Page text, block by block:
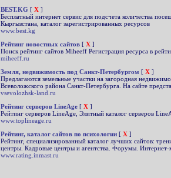
BEST.KG [ X ]
Бесплатный интернет сервис для подсчета количества
Кыргызстана, каталог зарегистрированных ресурсов
www.best.kg
Рейтинг новостных сайтов [ X ]
Поиск рейтинг сайтов Miheeff Регистрация ресурса в
miheeff.ru
Земля, недвижимость под Санкт-Петербургом [ X ]
Предлагаются земельные участки на загородная
Всеволожского района Санкт-Петербурга. На сайте
vsevolozhsk-land.ru
Рейтинг серверов LineAge [ X ]
Рейтинг серверов LineAge, Элитный каталог серверов
www.toplineage.ru
Рейтинг, каталог сайтов по психологии [ X ]
Рейтинг, специализированный каталог лучших сайтов:
центры. Кадровые центры и агентства. Форумы. Интернет-
www.rating.inmast.ru